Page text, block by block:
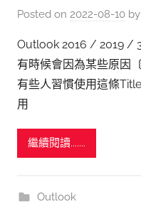
Posted on 2022-08-10 by
Outlook 2016 / 2019 /
有時候會因為某些原因
有些人習慣使用這條
用
繼續閱讀.......
Outlook